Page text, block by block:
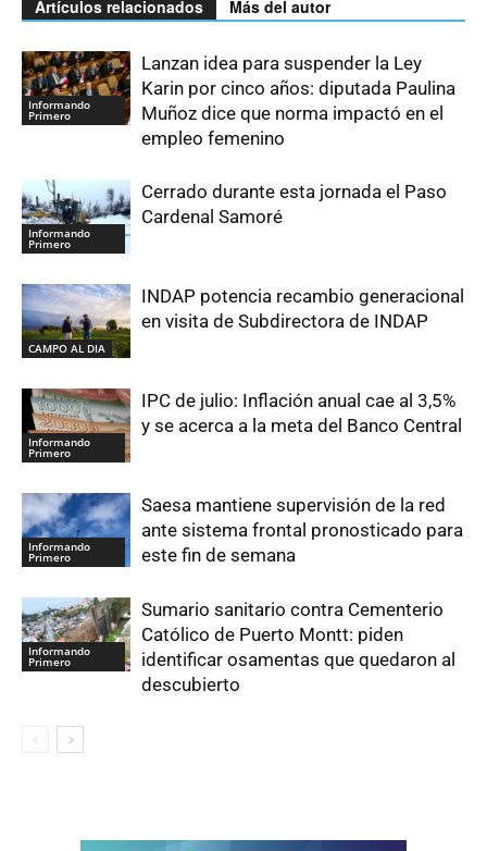
Artículos relacionados Más del autor
Informando
Primero
Lanzan idea para suspender la Ley
Karin por cinco años: diputada Paulina
Muñoz dice que norma impactó en el
empleo femenino
Informando
Primero
Cerrado durante esta jornada el Paso
Cardenal Samoré
CAMPO AL DIA
INDAP potencia recambio generacional
en visita de Subdirectora de INDAP
Informando
Primero
IPC de julio: Inflación anual cae al 3,5%
y se acerca a la meta del Banco Central
Informando
Primero
Saesa mantiene supervisión de la red
ante sistema frontal pronosticado para
este fin de semana
Informando
Primero
Sumario sanitario contra Cementerio
Católico de Puerto Montt: piden
identificar osamentas que quedaron al
descubierto